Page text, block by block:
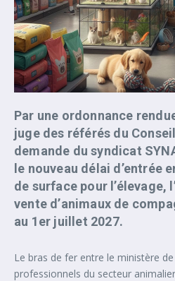
Par une ordonnance
juge des référés du
demande du syndicat
le nouveau délai d’entrée
de surface pour l’élevage,
vente d’animaux de
au 1er juillet 2027.
Le bras de fer entre le ministère de
professionnels du secteur